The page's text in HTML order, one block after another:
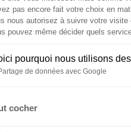
pas encore fait votre choix en
nous autorisez à suivre votre visite
pouvez même décider quels
pourquoi nous utilisons
de données avec Google
cocher